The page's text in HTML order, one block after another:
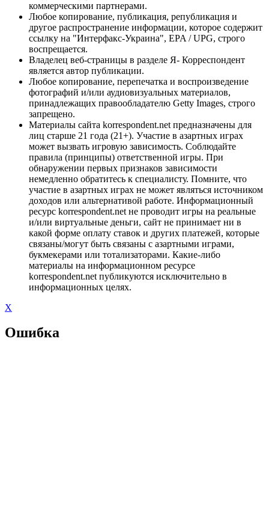
коммерческими партнерами.
Любое копирование, публикация, републикация и
другое распространение информации, которое содержит
ссылку на "Интерфакс-Украина", EPA / UPG, строго
воспрещается.
Владелец веб-страницы в разделе Я- Корреспондент
является автор публикации.
Любое копирование, перепечатка и воспроизведение
фотографий и/или аудиовизуальных материалов,
принадлежащих правообладателю Getty Images, строго
запрещено.
Материалы сайта korrespondent.net предназначены для
лиц старше 21 года (21+). Участие в азартных играх
может вызвать игровую зависимость. Соблюдайте
правила (принципы) ответственной игры. При
обнаружении первых признаков зависимости
немедленно обратитесь к специалисту. Помните, что
участие в азартных играх не может являться источником
доходов или альтернативой работе. Информационный
ресурс korrespondent.net не проводит игры на реальные
и/или виртуальные деньги, сайт не принимает ни в
какой форме оплату ставок и других платежей, которые
связаны/могут быть связаны с азартными играми,
букмекерами или тотализаторами. Какие-либо
материалы на информационном ресурсе
korrespondent.net публикуются исключительно в
информационных целях.
X
Ошибка